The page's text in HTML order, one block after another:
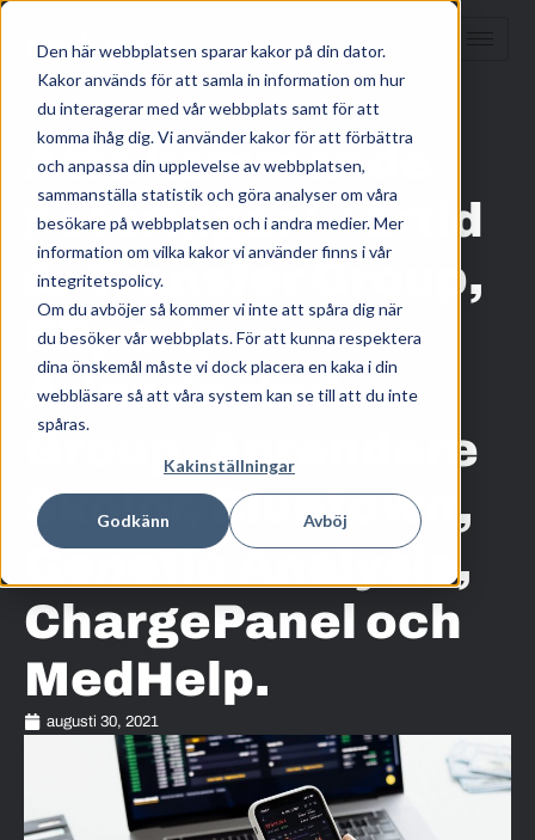
Den här webbplatsen sparar kakor på din dator.
Kakor används för att samla in information om hur
du interagerar med vår webbplats samt för att
komma ihåg dig. Vi använder kakor för att förbättra
och anpassa din upplevelse av webbplatsen,
sammanställa statistik och göra analyser om våra
besökare på webbplatsen och i andra medier. Mer
information om vilka kakor vi använder finns i vår
integritetspolicy.
Om du avböjer så kommer vi inte att spåra dig när
du besöker vår webbplats. För att kunna respektera
dina önskemål måste vi dock placera en kaka i din
webbläsare så att våra system kan se till att du inte
spåras.
Kakinställningar
Godkänn Avböj
HEM/KUNSKAP/
Åtta kommande
noteringar i närtid
är Transfer Group,
FSport,
Arlandastad
Group, Aprendere
Skolor, Bluetown,
Genetic Analysis,
ChargePanel och
MedHelp.
augusti 30, 2021